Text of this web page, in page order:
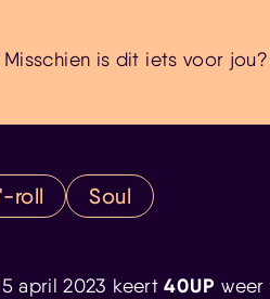
is dit iets voor jou?
roll Soul
april 2023 keert40UP weer